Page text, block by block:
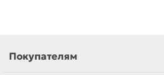
Покупателям